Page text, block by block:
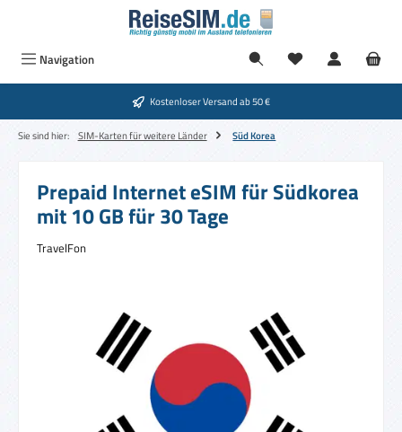
Zum Hauptinhalt springen
Navigation
Kostenloser Versand ab 50 €
Sie sind hier: SIM-Karten für weitere Länder Süd Korea
Prepaid Internet eSIM für Südkorea
mit 10 GB für 30 Tage
TravelFon